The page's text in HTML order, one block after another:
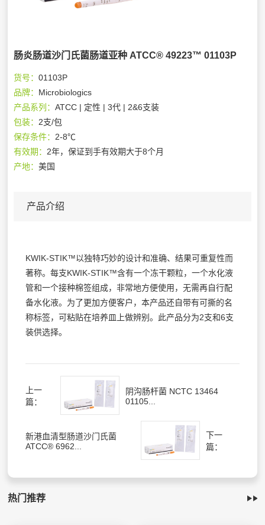
肠炎肠道沙门氏菌肠道亚种 ATCC® 49223™ 01103P
货号：01103P
品牌： Microbiologics
产品系列：ATCC | 定性 | 3代 | 2&6支装
包装： 2支/包
保存条件： 2-8℃
有效期： 2年，保证到手有效期大于8个月
产地：美国
产品介绍
KWIK-STIK™以独特巧妙的设计和准确、结果可重复性而
著称。每支KWIK-STIK™含有一个冻干颗粒，一个水化液
管和一个接种棉签组成，非常地方便使用，无需再自行配
备水化液。为了更加方便客户，本产品还自带有可撕的名
称标签，可粘贴在培养皿上做辨别。此产品分为2支和6支
装供选择。
上一
篇：
阴沟肠杆菌 NCTC 13464
01105...
新港血清型肠道沙门氏菌
ATCC® 6962...
下一
篇：
热门推荐